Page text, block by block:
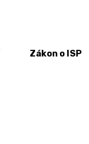
Zákon o ISP